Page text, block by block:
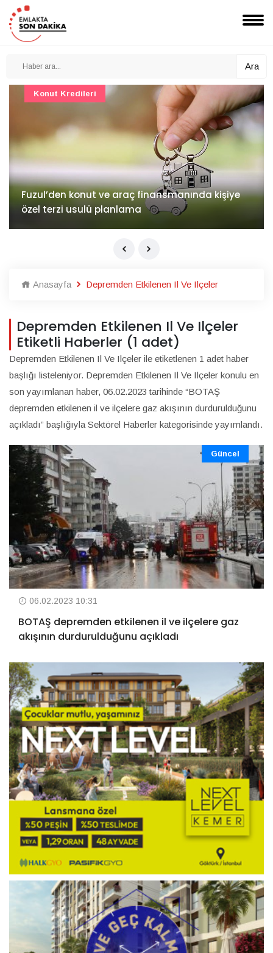
Ara
İv Kandilli'de yaşam yakında başlıyor
Konut Projeleri
Anasayfa Depremden Etkilenen Il Ve Ilçeler
Depremden Etkilenen Il Ve Ilçeler
Etiketli Haberler (1 adet)
Depremden Etkilenen Il Ve Ilçeler ile etiketlenen 1 adet haber
başlığı listeleniyor. Depremden Etkilenen Il Ve Ilçeler konulu en
son yayımlanan haber, 06.02.2023 tarihinde “BOTAŞ
depremden etkilenen il ve ilçelere gaz akışının durdurulduğunu
açıkladı” başlığıyla Sektörel Haberler kategorisinde yayımlandı.
Güncel
06.02.2023 10:31
BOTAŞ depremden etkilenen il ve ilçelere gaz
akışının durdurulduğunu açıkladı